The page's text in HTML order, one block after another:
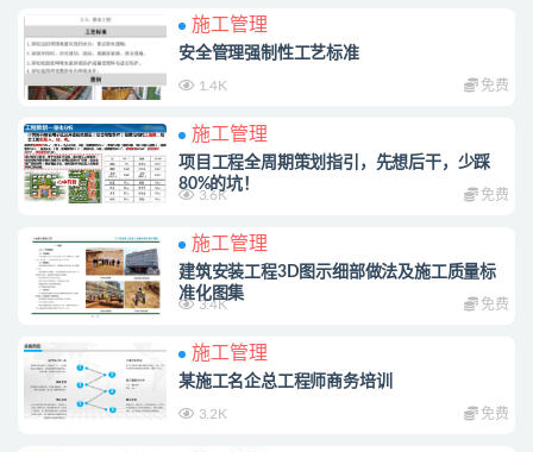
施工管理
安全管理强制性工艺标准
1.4K 免费
施工管理
项目工程全周期策划指引，先想后干，少踩
80%的坑！
3.6K 免费
施工管理
建筑安装工程3D图示细部做法及施工质量标
准化图集
3.4K 免费
施工管理
某施工名企总工程师商务培训
3.2K 免费